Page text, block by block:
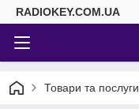
RADIOKEY.COM.UA
Товари та послуги